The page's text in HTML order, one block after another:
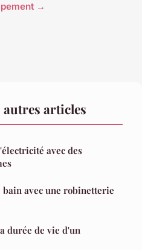
→
articles
avec des
avec une robinetterie
durée de vie d'un